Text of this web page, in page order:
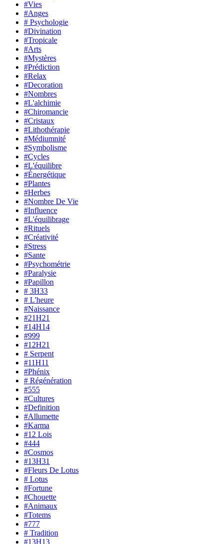
#Vies
#Anges
# Psychologie
#Divination
#Tropicale
#Arts
#Mystères
#Prédiction
#Relax
#Decoration
#Nombres
#L'alchimie
#Chiromancie
#Cristaux
#Lithothérapie
#Médiumnité
#Symbolisme
#Cycles
#L'équilibre
#Énergétique
#Plantes
#Herbes
#Nombre De Vie
#Influence
#L'équilibrage
#Rituels
#Créativité
#Stress
#Sante
#Psychométrie
#Paralysie
#Papillon
# 3H33
# L'heure
#Naissance
#21H21
#14H14
#999
#12H21
# Serpent
#11H11
#Phénix
# Régénération
#555
#Cultures
#Definition
#Allumette
#Karma
#12 Lois
#444
#Cosmos
#13H31
#Fleurs De Lotus
# Lotus
#Fortune
#Chouette
#Animaux
#Totems
#777
# Tradition
#13H13